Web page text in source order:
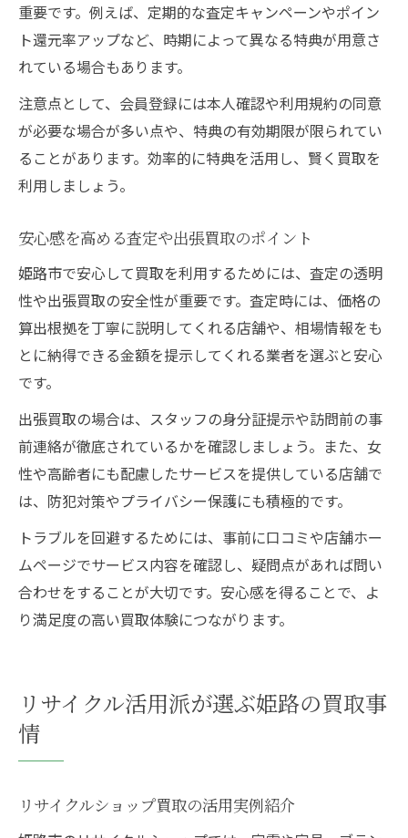
重要です。例えば、定期的な査定キャンペーンやポイン
ト還元率アップなど、時期によって異なる特典が用意さ
れている場合もあります。
注意点として、会員登録には本人確認や利用規約の同意
が必要な場合が多い点や、特典の有効期限が限られてい
ることがあります。効率的に特典を活用し、賢く買取を
利用しましょう。
安心感を高める査定や出張買取のポイント
姫路市で安心して買取を利用するためには、査定の透明
性や出張買取の安全性が重要です。査定時には、価格の
算出根拠を丁寧に説明してくれる店舗や、相場情報をも
とに納得できる金額を提示してくれる業者を選ぶと安心
です。
出張買取の場合は、スタッフの身分証提示や訪問前の事
前連絡が徹底されているかを確認しましょう。また、女
性や高齢者にも配慮したサービスを提供している店舗で
は、防犯対策やプライバシー保護にも積極的です。
トラブルを回避するためには、事前に口コミや店舗ホー
ムページでサービス内容を確認し、疑問点があれば問い
合わせをすることが大切です。安心感を得ることで、よ
り満足度の高い買取体験につながります。
リサイクル活用派が選ぶ姫路の買取事
情
リサイクルショップ買取の活用実例紹介